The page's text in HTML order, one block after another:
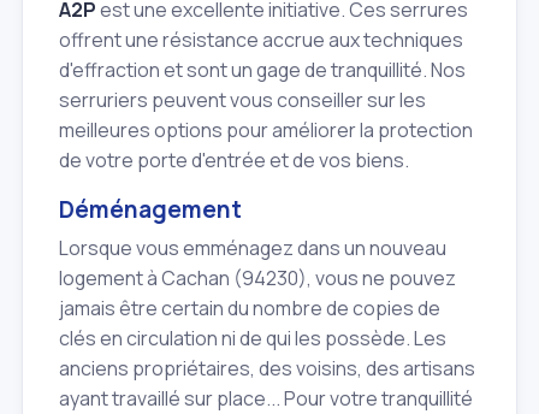
A2Pest une excellente initiative. Ces serrures
offrent une résistance accrue aux techniques
d'effraction et sont un gage de tranquillité. Nos
serruriers peuvent vous conseiller sur les
meilleures options pour améliorer la protection
de votre porte d'entrée et de vos biens.
Déménagement
Lorsque vous emménagez dans un nouveau
logement à Cachan (94230), vous ne pouvez
jamais être certain du nombre de copies de
clés en circulation ni de qui les possède. Les
anciens propriétaires, des voisins, des artisans
ayant travaillé sur place... Pour votre tranquillité